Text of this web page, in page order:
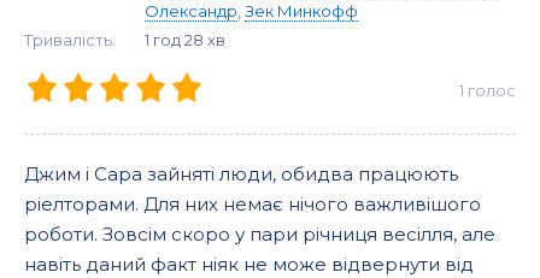
Олександр Зек Минкофф
Тривалість:
1 год 28 хв
1 голос
Джим і Сара зайняті люди, обидва працюють
ріелторами. Для них немає нічого важливішого
роботи. Зовсім скоро у пари річниця весілля, але
навіть даний факт ніяк не може відвернути від